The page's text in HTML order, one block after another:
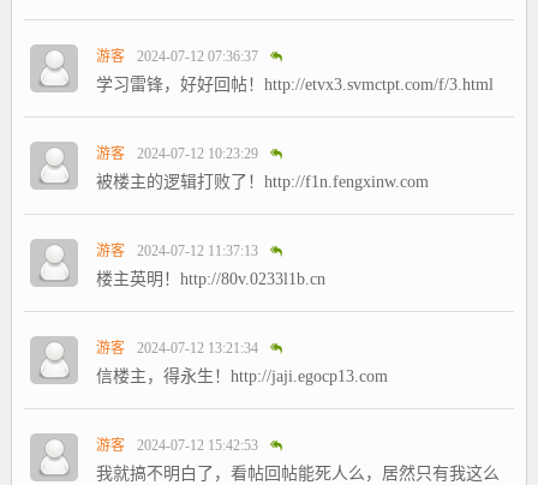
游客 2024-07-12 07:36:37
学习雷锋，好好回帖！http://etvx3.svmctpt.com/f/3.html
游客 2024-07-12 10:23:29
被楼主的逻辑打败了！http://f1n.fengxinw.com
游客 2024-07-12 11:37:13
楼主英明！http://80v.0233l1b.cn
游客 2024-07-12 13:21:34
信楼主，得永生！http://jaji.egocp13.com
游客 2024-07-12 15:42:53
我就搞不明白了，看帖回帖能死人么，居然只有我这么